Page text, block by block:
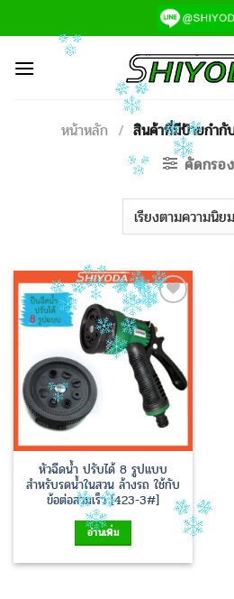
ไป
เนื้อหา
หน้าหลัก / สินค้าที่มีป้ายกำกั
คัดกรอง
Wishlist
หัวฉีดน้ำ ปรับได้ 8 รูปแบบ
สำหรับรดน้ำในสวน ล้างรถ ใช้กับ
ข้อต่อสวมเร็ว [423-3#]
อ่านเพิ่ม